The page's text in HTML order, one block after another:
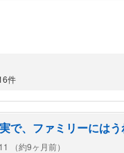
話になります。
風が吹いていてバルコ
件
で、ファミリーには
（約9ヶ月前）